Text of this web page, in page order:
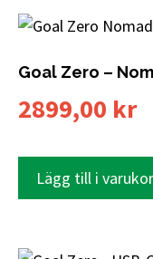
Goal Zero –
2899,00 kr
Lägg till i